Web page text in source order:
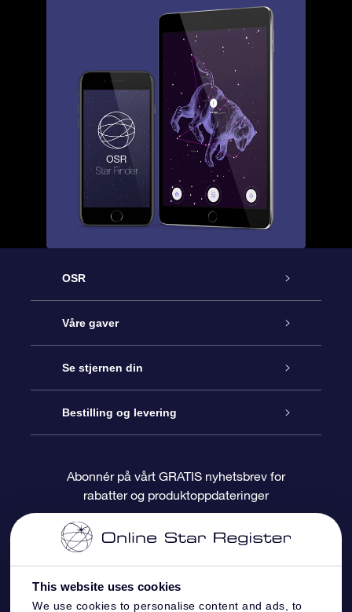
This website uses cookies
We use cookies to personalise content and ads, to
OSR
Kundeservice
Kontakt oss
Bloggen
Anmeldelser
Våre gaver
Online Stjernegave
OSR Gavepakke
OSR-gavekortet
Bedriftsgaver
Se stjernen din
Star Register
Pesontilpasset stjerneside
One Million Stars
OSR Starsaver
Bestilling og levering
Betalingsinformasjon
Fraktinformasjon
Returpolicy
Abonnér på vårt GRATIS nyhetsbrev for
rabatter og produktoppdateringer